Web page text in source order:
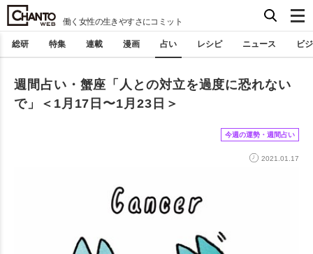
働く女性の生きやすさにコミット
総研 特集 連載 漫画 占い レシピ ニュース ビ
週間占い・蟹座「人との対立を過度に恐れない
で」＜1月17日〜1月23日＞
今週の運勢・週間占い
2021.01.17